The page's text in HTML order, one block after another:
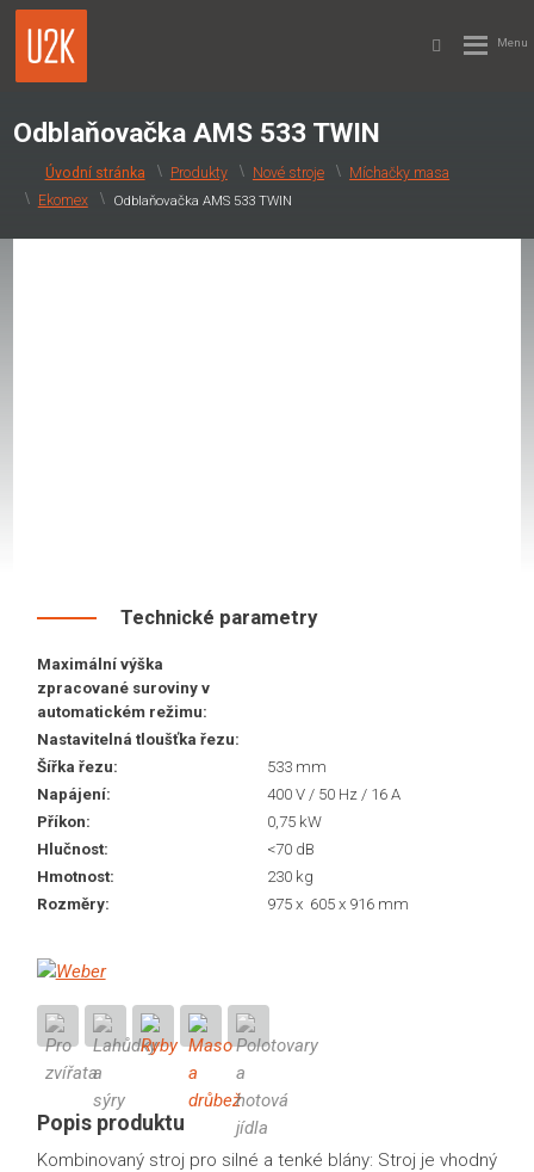
Odblaňovačka AMS 533 TWIN
Produkty Nové stroje
Míchačky masa
Ekomex
Odblaňovačka AMS 533 TWIN
Technické parametry
Maximální výška
zpracované suroviny v
automatickém režimu:
Nastavitelná tloušťka řezu:
Šířka řezu:
533 mm
Napájení:
400 V / 50 Hz / 16 A
Příkon:
0,75 kW
Hlučnost:
<70 dB
Hmotnost:
230 kg
Rozměry:
975 x 605 x 916 mm
Popis produktu
Kombinovaný stroj pro silné a tenké blány: Stroj je vhodný